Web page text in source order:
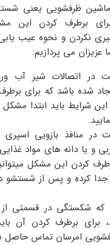
ماشین ظرفشویی یعنی
برطرف کردن این
نکردن و نحوه عیب
عزیزان می پردازیم:
در اتصالات شیر آب
شده باشد که برای
این شرایط باید ابتدا
در منافذ بازویی
و یا دانه های مواد
کردن این مشکل
کرده و پس از
شکستگی در قسمتی از
برای برطرف کردن آن
امرسان تماس حاصل